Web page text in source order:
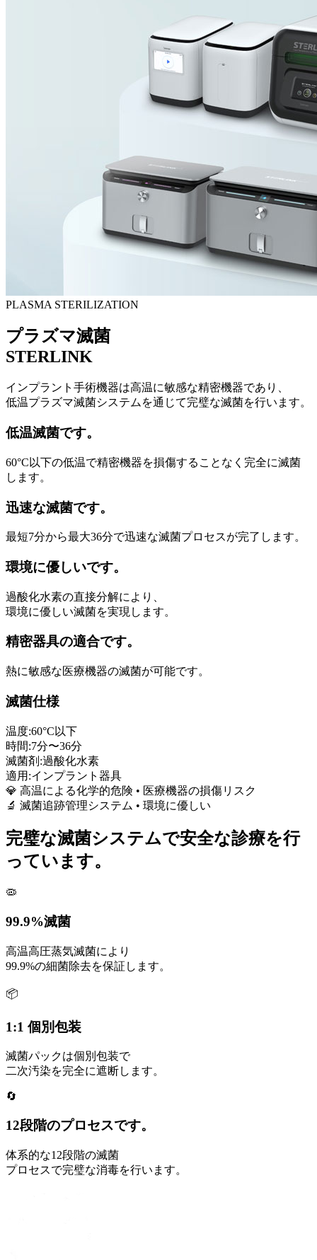
PLASMA STERILIZATION
プラズマ滅菌
STERLINK
インプラント手術機器は高温に敏感な精密機器であり、
低温プラズマ滅菌システムを通じて完璧な滅菌を行います。
低温滅菌です。
60°C以下の低温で精密機器を損傷することなく完全に滅菌
します。
迅速な滅菌です。
最短7分から最大36分で迅速な滅菌プロセスが完了します。
環境に優しいです。
過酸化水素の直接分解により、
環境に優しい滅菌を実現します。
精密器具の適合です。
熱に敏感な医療機器の滅菌が可能です。
滅菌仕様
温度:60°C以下
時間:7分〜36分
滅菌剤:過酸化水素
適用:インプラント器具
💎 高温による化学的危険 • 医療機器の損傷リスク
🔬 滅菌追跡管理システム • 環境に優しい
完璧な滅菌システムで安全な診療を行
っています。
🦠
99.9%滅菌
高温高圧蒸気滅菌により
99.9%の細菌除去を保証します。
📦
1:1 個別包装
滅菌パックは個別包装で
二次汚染を完全に遮断します。
🔄
12段階のプロセスです。
体系的な12段階の滅菌
プロセスで完璧な消毒を行います。